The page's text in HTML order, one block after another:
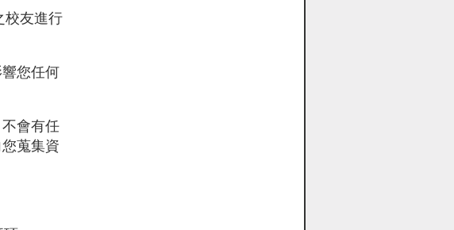
友進行
您任何
會有任
蒐集資